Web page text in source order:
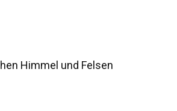
Himmel und Felsen